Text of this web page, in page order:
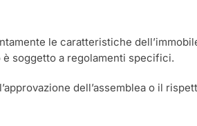
le caratteristiche
soggetto a regolamenti specifici.
dell’assemblea o il